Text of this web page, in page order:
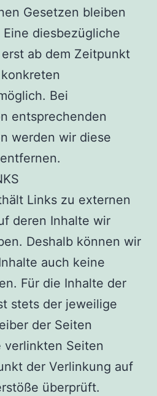
Gesetzen bleiben
diesbezügliche
ab dem Zeitpunkt
Bei
entsprechenden
werden wir diese
Links zu externen
deren Inhalte wir
Deshalb können wir
auch keine
Für die Inhalte der
stets der jeweilige
der Seiten
Seiten
der Verlinkung auf
überprüft.